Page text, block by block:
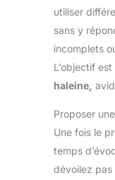
utiliser
sans y
incomplets
L’objectif
haleine,
Proposer
Une fois le
temps
dévoilez pas